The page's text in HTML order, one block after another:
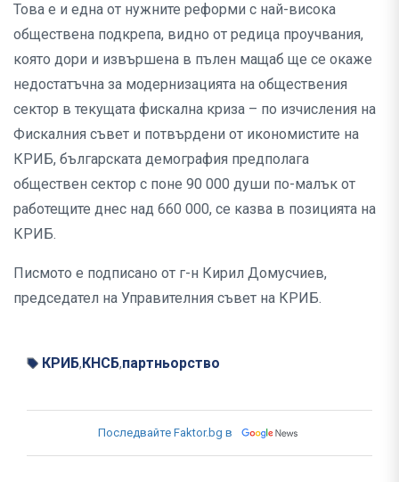
Това е и една от нужните реформи с най-висока
обществена подкрепа, видно от редица проучвания,
която дори и извършена в пълен мащаб ще се окаже
недостатъчна за модернизацията на обществения
сектор в текущата фискална криза – по изчисления на
Фискалния съвет и потвърдени от икономистите на
КРИБ, българската демография предполага
обществен сектор с поне 90 000 души по-малък от
работещите днес над 660 000, се казва в позицията на
КРИБ.
Писмото е подписано от г-н Кирил Домусчиев,
председател на Управителния съвет на КРИБ.
КРИБ, КНСБ,партньорство
Последвайте Faktor.bg в